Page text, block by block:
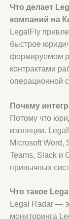
Что делает
компаний на
LegalFly
быстрое
формируемом
контрактами
операционной
Почему
Потому что
изоляции.
Microsoft Word,
Teams, Slack и
привычных
Что такое
Legal Radar —
мониторинга